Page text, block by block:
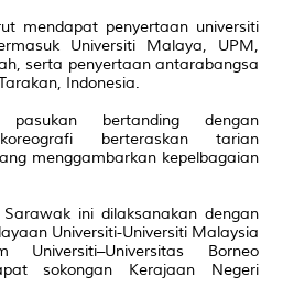
mendapat penyertaan universiti
Universiti Malaya, UPM,
serta penyertaan antarabangsa
Indonesia.
pasukan bertanding dengan
koreografi berteraskan tarian
menggambarkan kepelbagaian
ini dilaksanakan dengan
Universiti-Universiti Malaysia
Universiti–Universitas Borneo
sokongan Kerajaan Negeri